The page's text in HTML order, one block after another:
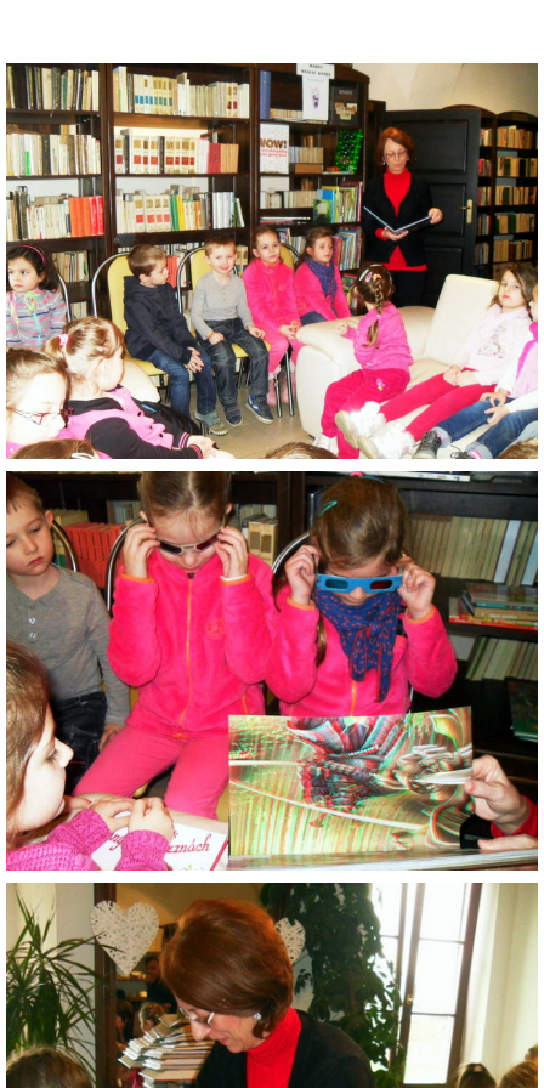
VÝVESKA PRIJATÝCH DETÍ NA ŠKOLSKÝ ROK 2026/2027
POKRAČOVANIE PLNENIA POVINNÉHO
PREDPRIMÁRNEHO VZDELÁVANIA
ŠKOLSKÝ VZDELÁVACÍ PROGRAM ZVEDAVÁ KUKUČKA
SPRÁVY O VÝCHOVNO-VZDELÁVACEJ ČINNOSTI
ŠKOLSKÝ PORIADOK
SMERNICE
ČO NÁS ČAKÁ V ŠKÔLKE...
ZAUJÍMAVOSTI PRE RODIČOV
ORGANIZÁCIA DŇA
TLAČIVÁ
ŠKOLSKÝ ČASOPIS KUKUČKA
JEDÁLNY LÍSTOK
RECEPTY
PROJEKTY